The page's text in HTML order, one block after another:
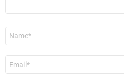
Nom
E-
mail
*